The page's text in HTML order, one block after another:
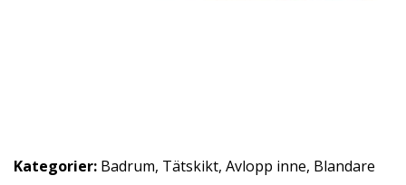
Kategorier: Badrum, Tätskikt, Avlopp inne, Blandare